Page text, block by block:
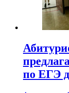
по ЕГЭ